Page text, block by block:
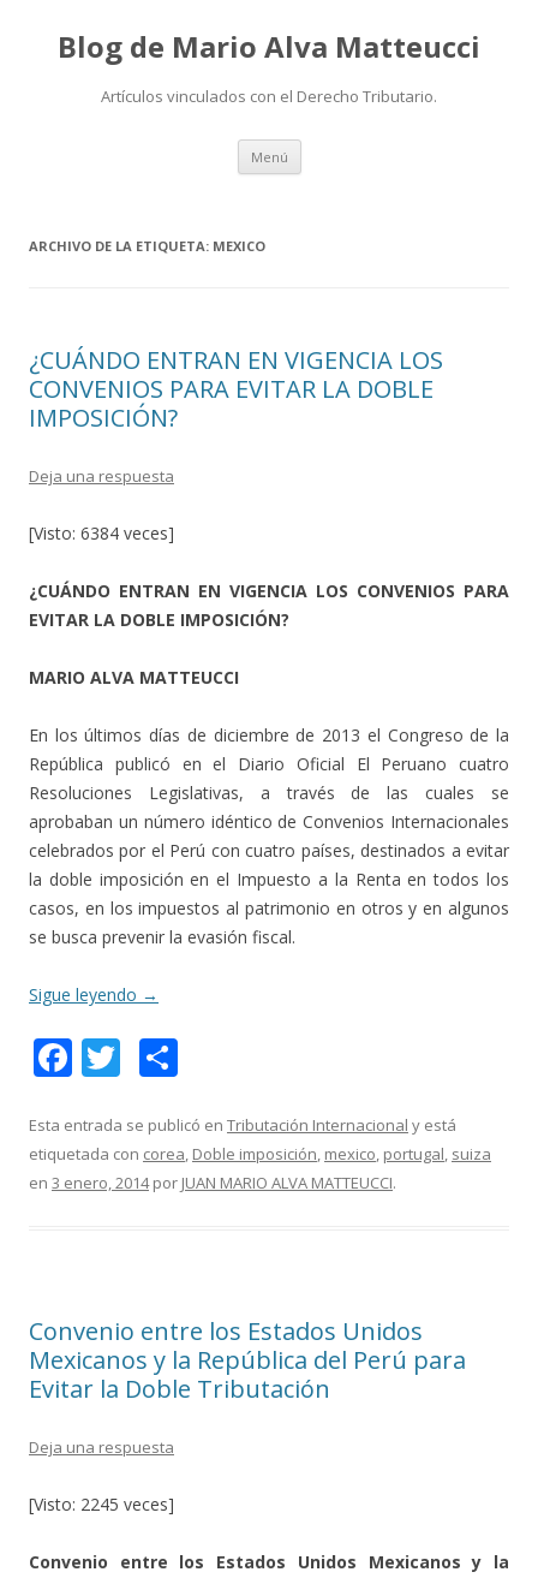
Blog de Mario Alva Matteucci
Artículos vinculados con el Derecho Tributario.
Menú Ir
contenido
ARCHIVO DE LA ETIQUETA: MEXICO
¿CUÁNDO ENTRAN EN VIGENCIA LOS
CONVENIOS PARA EVITAR LA DOBLE
IMPOSICIÓN?
Deja una respuesta
[Visto: 6384 veces]
¿CUÁNDO ENTRAN EN VIGENCIA LOS CONVENIOS PARA
EVITAR LA DOBLE IMPOSICIÓN?
MARIO ALVA MATTEUCCI
En los últimos días de diciembre de 2013 el Congreso de la
República publicó en el Diario Oficial El Peruano cuatro
Resoluciones Legislativas, a través de las cuales se
aprobaban un número idéntico de Convenios Internacionales
celebrados por el Perú con cuatro países, destinados a evitar
la doble imposición en el Impuesto a la Renta en todos los
casos, en los impuestos al patrimonio en otros y en algunos
se busca prevenir la evasión fiscal.
Sigue leyendo →
F
e
b
T
itt
er
m
p
Esta entrada se publicó en Tributación Internacional y está
etiquetada con corea, Doble imposición, mexico, portugal, suiza
en 3 enero, 2014por JUAN MARIO ALVA MATTEUCCI.
Convenio entre los Estados Unidos
Mexicanos y la República del Perú para
Evitar la Doble Tributación
Deja una respuesta
[Visto: 2245 veces]
Convenio entre los Estados Unidos Mexicanos y la